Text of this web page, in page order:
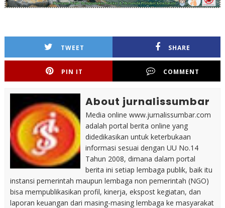
TWEET SHARE
PIN IT COMMENT
About jurnalissumbar
Media online www.jurnalissumbar.com
adalah portal berita online yang
didedikasikan untuk keterbukaan
informasi sesuai dengan UU No.14
Tahun 2008, dimana dalam portal
berita ini setiap lembaga publik, baik itu
instansi pemerintah maupun lembaga non pemerintah (NGO)
bisa mempublikasikan profil, kinerja, ekspost kegiatan, dan
laporan keuangan dari masing-masing lembaga ke masyarakat